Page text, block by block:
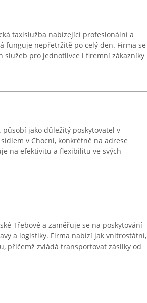
taxislužba nabízející profesionální a
funguje nepřetržitě po celý den. Firma se
služeb pro jednotlivce i firemní zákazníky
působí jako důležitý poskytovatel v
v Chocni, konkrétně na adrese
na efektivitu a flexibilitu ve svých
Třebové a zaměřuje se na poskytování
a logistiky. Firma nabízí jak vnitrostátní,
přičemž zvládá transportovat zásilky od